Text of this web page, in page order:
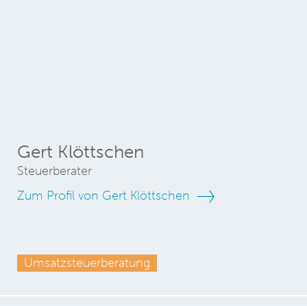
Gert Klöttschen
Steuerberater
Zum Profil von Gert Klöttschen
Umsatzsteuerberatung